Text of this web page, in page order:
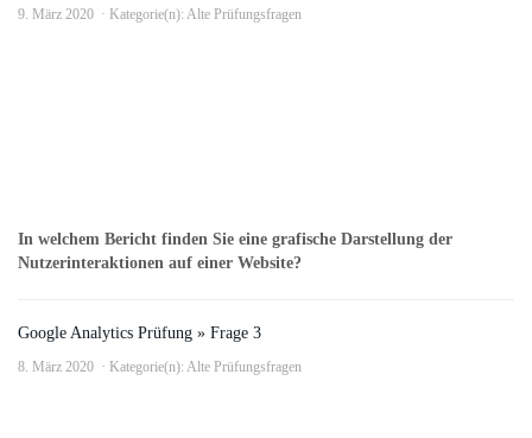
9. März 2020 Kategorie(n): Alte Prüfungsfragen
In welchem Bericht finden Sie eine grafische Darstellung der
Nutzerinteraktionen auf einer Website?
Google Analytics Prüfung » Frage 3
8. März 2020 Kategorie(n): Alte Prüfungsfragen